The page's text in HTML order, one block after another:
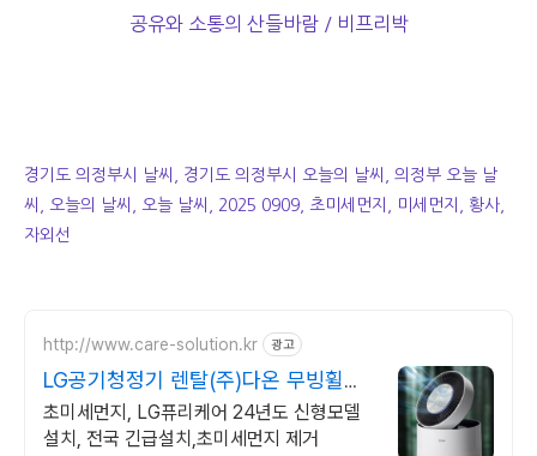
공유와 소통의 산들바람 / 비프리박
경기도 의정부시 날씨, 경기도 의정부시 오늘의 날씨, 의정부 오늘 날
씨, 오늘의 날씨, 오늘 날씨, 2025 0909, 초미세먼지, 미세먼지, 황사,
자외선
http://www.care-solution.kr 광고
LG공기청정기 렌탈(주)다온 무빙휠증
정+추가할인+긴급설치
초미세먼지, LG퓨리케어 24년도 신형모델
설치, 전국 긴급설치,초미세먼지 제거